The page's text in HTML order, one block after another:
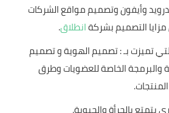
وأيفون وتصميم مواقع الشركات
مزايا التصميم بشركةانطلاق.
تميزت بـ : تصميم الهوية و تصميم
والبرمجة الخاصة للعضويات وطرق